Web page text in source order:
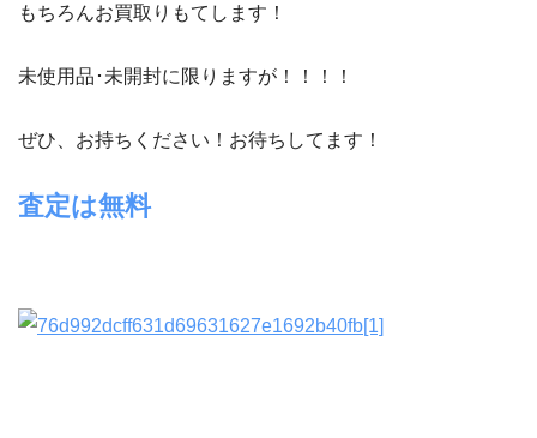
もちろんお買取りもてします！
未使用品･未開封に限りますが！！！！
ぜひ、お持ちください！お待ちしてます！
査定は無料